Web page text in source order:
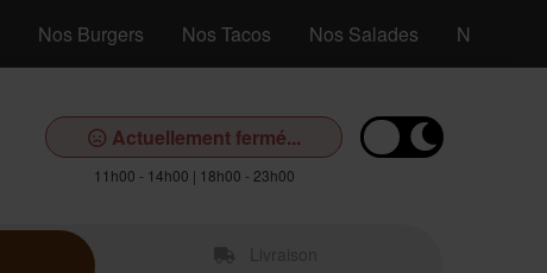
Nos Burgers Nos Tacos Nos Salades Nos
Actuellement fermé...
11h00 - 14h00 | 18h00 - 23h00